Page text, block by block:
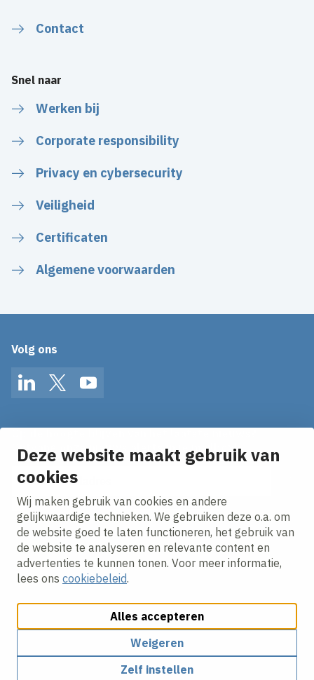
Deze website maakt gebruik van
cookies
Wij maken gebruik van cookies en andere
gelijkwaardige technieken. We gebruiken deze o.a. om
de website goed te laten functioneren, het gebruik van
de website te analyseren en relevante content en
advertenties te kunnen tonen. Voor meer informatie,
lees ons cookiebeleid.
Alles accepteren
Weigeren
Zelf instellen
Contact
Snel naar
Werken bij
Corporate responsibility
Privacy en cybersecurity
Veiligheid
Certificaten
Algemene voorwaarden
Volg ons
LinkedInTwitterYouTube
Ontvang onze nieuws alerts in je mailbox!
E-mailadres
Ik ga akkoord met hetprivacy statement.
Cookies aanpassenCookie beleidPrivacy policy